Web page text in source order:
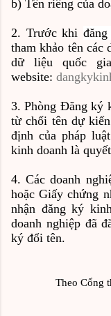
b) Tên riêng của
2. Trước khi
tham khảo tên các
dữ liệu quốc
website:
3. Phòng Đăng ký
từ chối tên dự
định của pháp
kinh doanh là
4. Các doanh
hoặc Giấy chứng
nhận đăng ký
doanh nghiệp đã
ký đổi tên.
Theo Cổng